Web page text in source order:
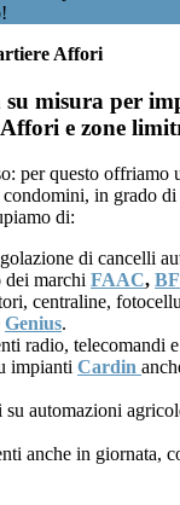
Affori
su misura per
e zone
per questo offriamo
in grado di
di:
di cancelli
dei marchi FAAC,
centraline,
Genius.
radio, telecomandi
impianti Cardin
automazioni
anche in giornata,